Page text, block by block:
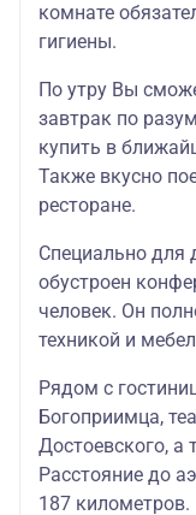
комнате
гигиены.
По утру Вы
завтрак по
купить в
Также вкусно
ресторане.
Специально для
обустроен
человек. Он
техникой и
Рядом с
Богоприимца,
Достоевского,
Расстояние до
187 километров.